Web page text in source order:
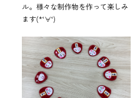
ル。様々な制作物を作って楽しみ
ます(*‘∀‘)